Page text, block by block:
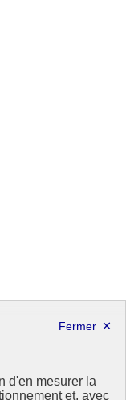
d'en mesurer la
et, avec